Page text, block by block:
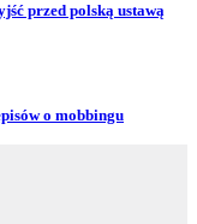
przed polską ustawą
o mobbingu